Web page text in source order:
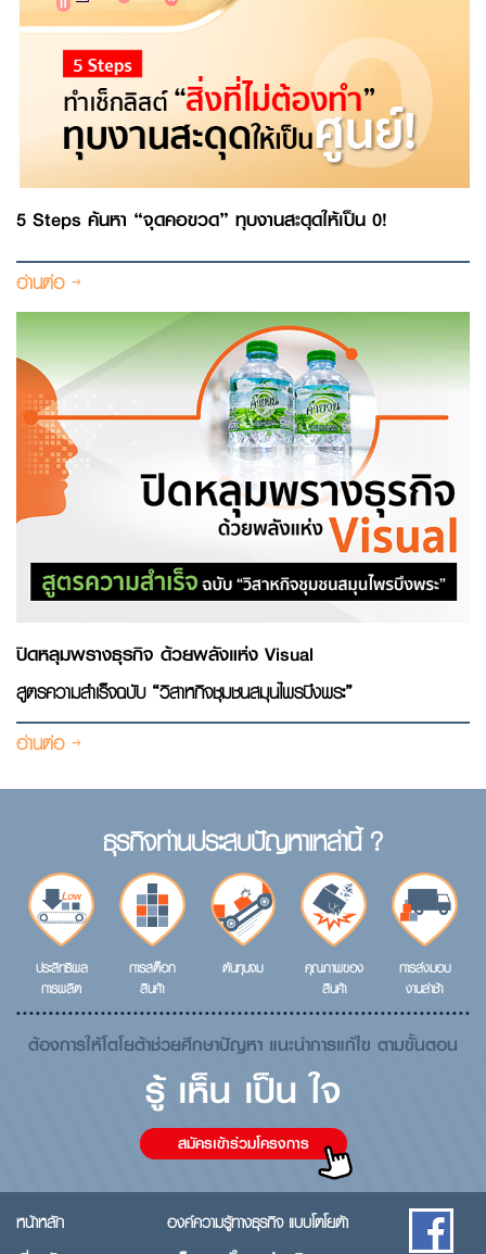
5 Steps ค้นหา “จุดคอขวด” ทุบงานสะดุดให้เป็น 0!
อ่านต่อ
ปิดหลุมพรางธุรกิจ ด้วยพลังแห่ง Visual
สูตรความสำเร็จฉบับ “วิสาหกิจชุมชนสมุนไพรบึงพระ”
อ่านต่อ
ธุรกิจท่านประสบปัญหาเหล่านี้ ?
ประสิทธิผล
การผลิต
การสต็อก
สินค้า
ต้นทุนจม
คุณภาพของ
สินค้า
การส่งมอบ
งานล่าช้า
ต้องการให้โตโยต้าช่วยศึกษาปัญหา แนะนำการแก้ไข ตามขั้นตอน
รู้ เห็น เป็น ใจ
สมัครเข้าร่วมโครงการ
หน้าหลัก
องค์ความรู้ทางธุรกิจ แบบโตโยต้า